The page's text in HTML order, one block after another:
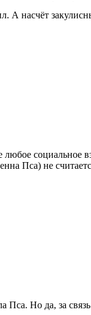
А насчёт
любое социальное
Пса) не
Но да, за связь